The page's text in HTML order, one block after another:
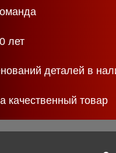
лет
деталей в
товар